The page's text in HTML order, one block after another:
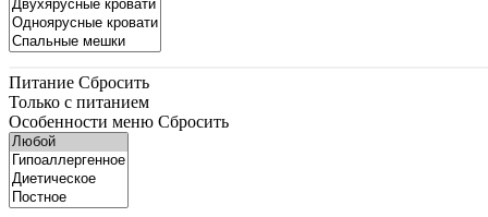
Питание Сбросить
Только с питанием
Особенности меню Сбросить